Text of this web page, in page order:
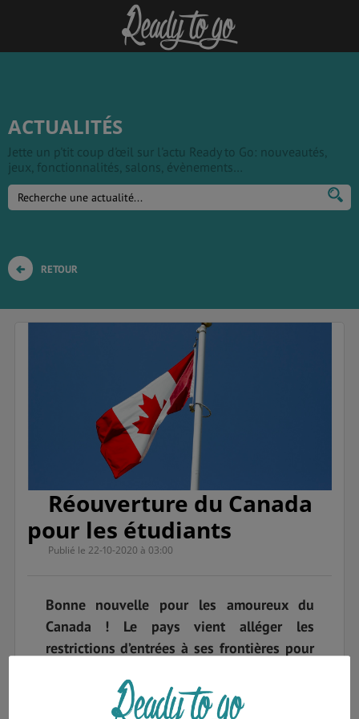
ACTUALITÉS
Jette un p'tit coup d'œil sur l'actu Ready to Go: nouveautés,
jeux, fonctionnalités, salons, évènements…
RETOUR
Réouverture du Canada
pour les étudiants
Publié le 22-10-2020 à 03:00
Bonne nouvelle pour les amoureux du
Canada ! Le pays vient alléger les
restrictions d’entrées à ses frontières pour
Depuis le 20 octobre 2020, de nombreux